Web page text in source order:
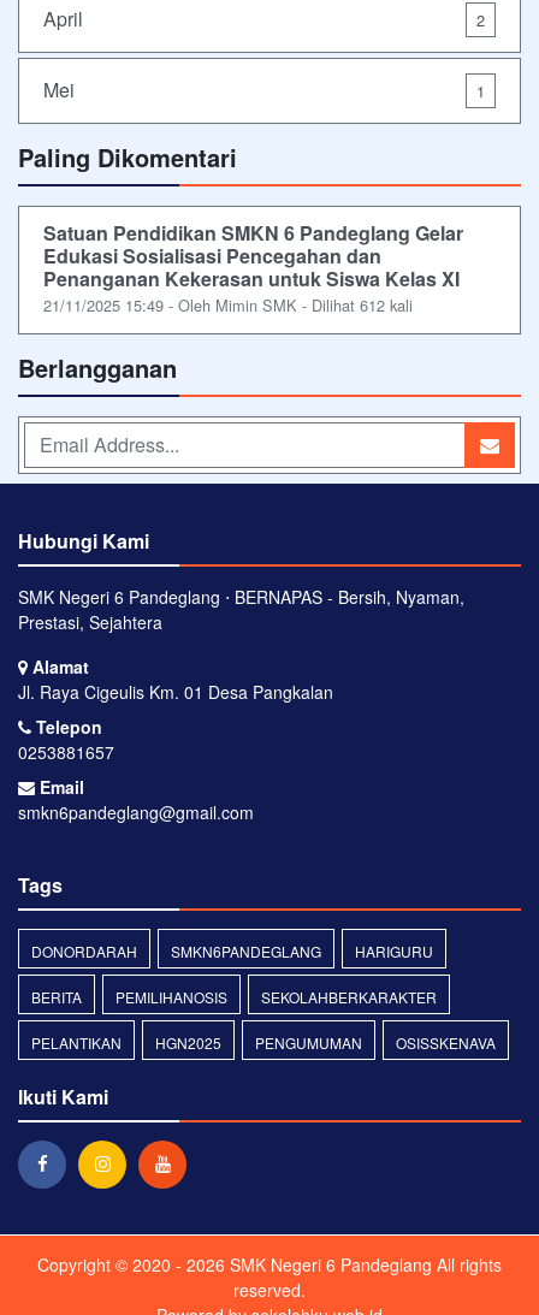
April 2
Mei 1
Paling Dikomentari
Satuan Pendidikan SMKN 6 Pandeglang Gelar
Edukasi Sosialisasi Pencegahan dan
Penanganan Kekerasan untuk Siswa Kelas XI
21/11/2025 15:49 - Oleh Mimin SMK - Dilihat 612 kali
Berlangganan
Hubungi Kami
SMK Negeri 6 Pandeglang ⋅ BERNAPAS - Bersih, Nyaman,
Prestasi, Sejahtera
Alamat
Jl. Raya Cigeulis Km. 01 Desa Pangkalan
Telepon
0253881657
Email
smkn6pandeglang@gmail.com
Tags
DONORDARAH SMKN6PANDEGLANG HARIGURU
BERITA PEMILIHANOSIS SEKOLAHBERKARAKTER
PELANTIKAN HGN2025 PENGUMUMAN OSISSKENAVA
Ikuti Kami
Copyright © 2020 - 2026 SMK Negeri 6 Pandeglang All rights
reserved.